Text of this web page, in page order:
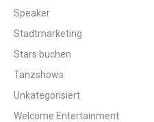
Speaker
Stadtmarketing
Stars buchen
Tanzshows
Unkategorisiert
Welcome Entertainment